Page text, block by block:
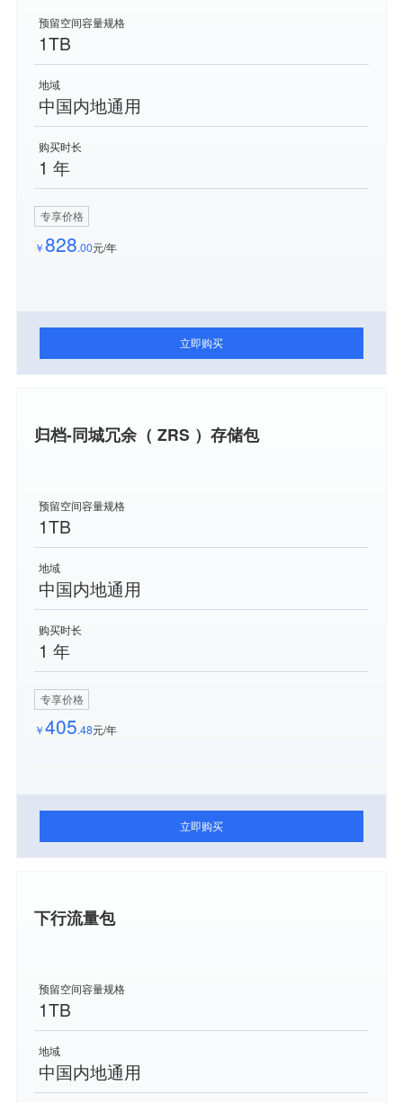
预留空间容量规格
1TB
地域
中国内地通用
购买时长
1 年
专享价格
￥828.00元/年
立即购买
归档-同城冗余（ ZRS ）存储包
预留空间容量规格
1TB
地域
中国内地通用
购买时长
1 年
专享价格
￥405.48元/年
立即购买
下行流量包
预留空间容量规格
1TB
地域
中国内地通用